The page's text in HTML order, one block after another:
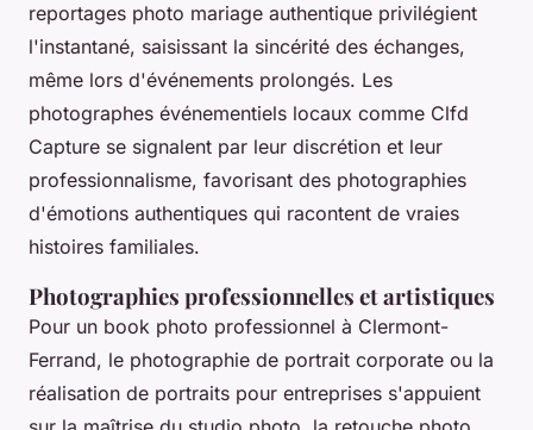
reportages photo mariage authentique privilégient
l'instantané, saisissant la sincérité des échanges,
même lors d'événements prolongés. Les
photographes événementiels locaux comme Clfd
Capture se signalent par leur discrétion et leur
professionnalisme, favorisant des photographies
d'émotions authentiques qui racontent de vraies
histoires familiales.
Photographies professionnelles et artistiques
Pour un book photo professionnel à Clermont-
Ferrand, le photographie de portrait corporate ou la
réalisation de portraits pour entreprises s'appuient